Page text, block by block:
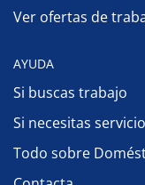
Ver ofertas de
AYUDA
Si buscas trabajo
Si necesitas
Todo sobre